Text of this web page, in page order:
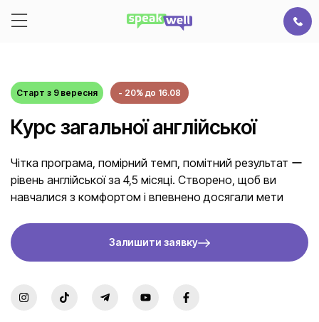
Старт з 9 вересня - 20% до 16.08
Курс загальної англійської
Чітка програма, помірний темп, помітний результат ー
рівень англійської за 4,5 місяці. Створено, щоб ви
навчалися з комфортом і впевнено досягали мети
Залишити заявку